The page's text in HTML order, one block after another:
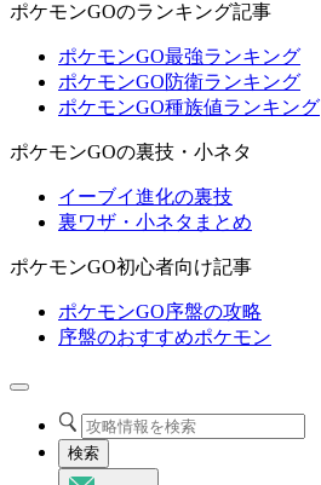
ポケモンGOのランキング記事
ポケモンGO最強ランキング
ポケモンGO防衛ランキング
ポケモンGO種族値ランキング
ポケモンGOの裏技・小ネタ
イーブイ進化の裏技
裏ワザ・小ネタまとめ
ポケモンGO初心者向け記事
ポケモンGO序盤の攻略
序盤のおすすめポケモン
検索